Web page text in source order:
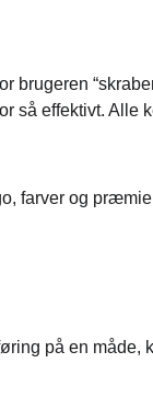
brugeren
så effektivt.
farver og
på en måde,